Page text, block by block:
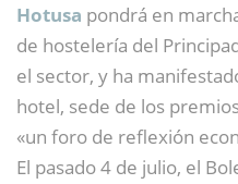
Hotusa pondrá en
de hostelería del
el sector, y ha
hotel, sede de los
«un foro de reflexión
El pasado 4 de julio, el